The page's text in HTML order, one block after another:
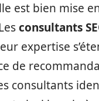
est bien mise
consultants
expertise
de
consultants